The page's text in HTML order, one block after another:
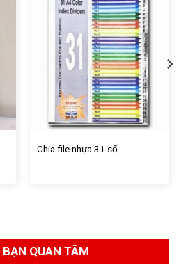
Chia file nhựa 31 số
BẠN QUAN TÂM